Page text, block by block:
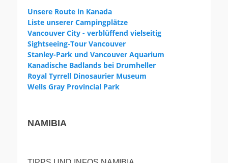
Unsere Route in Kanada
Liste unserer Campingplätze
Vancouver City - verblüffend vielseitig
Sightseeing-Tour Vancouver
Stanley-Park und Vancouver Aquarium
Kanadische Badlands bei Drumheller
Royal Tyrrell Dinosaurier Museum
Wells Gray Provincial Park
NAMIBIA